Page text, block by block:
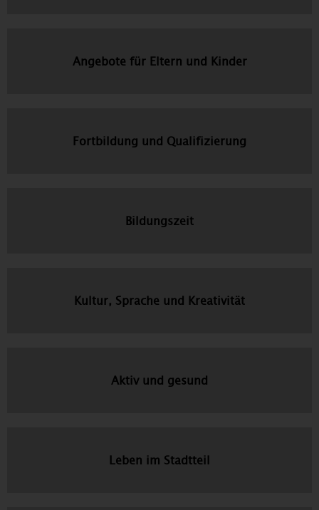
Angebote für Eltern und Kinder
Fortbildung und Qualifizierung
Bildungszeit
Kultur, Sprache und Kreativität
Aktiv und gesund
Leben im Stadtteil